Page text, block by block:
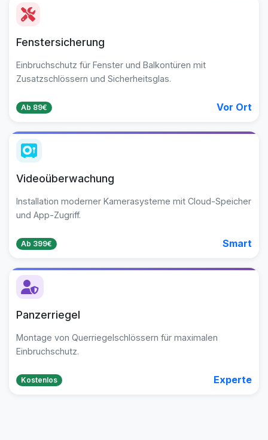
Fenstersicherung
Einbruchschutz für Fenster und Balkontüren mit
Zusatzschlössern und Sicherheitsglas.
Ab 89€ Vor Ort
Videoüberwachung
Installation moderner Kamerasysteme mit Cloud-Speicher
und App-Zugriff.
Ab 399€ Smart
Panzerriegel
Montage von Querriegelschlössern für maximalen
Einbruchschutz.
Kostenlos Experte